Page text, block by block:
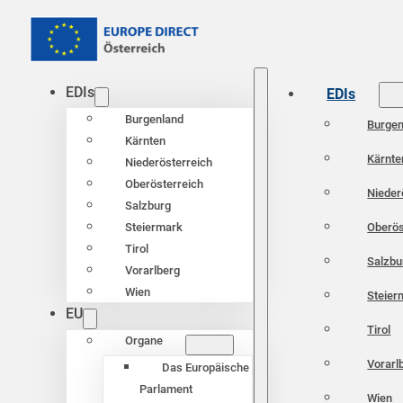
EDIs
Burgenland
Kärnten
Niederösterreich
Oberösterreich
Salzburg
Steiermark
Tirol
Vorarlberg
Wien
EU
Organe
Das Europäische
Parlament
EDIs
Tirol
Wien